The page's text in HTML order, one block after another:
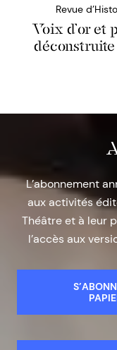
Revue
Voix d’or et
L’abonnement
aux activités
Théâtre et à leur
l’accès aux